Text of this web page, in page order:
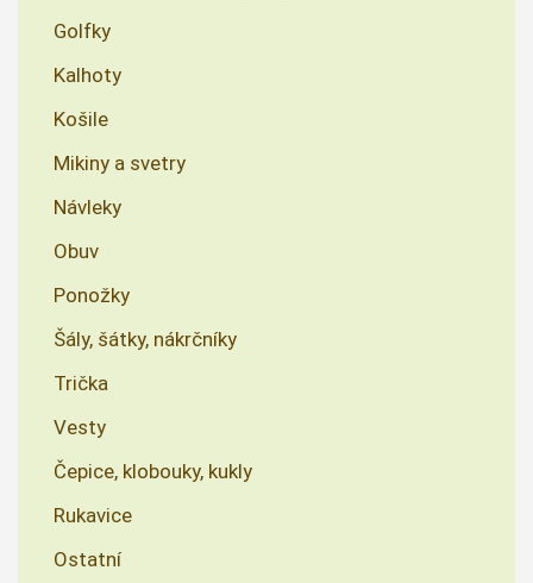
Golfky
Kalhoty
Košile
Mikiny a svetry
Návleky
Obuv
Ponožky
Šály, šátky, nákrčníky
Trička
Vesty
Čepice, klobouky, kukly
Rukavice
Ostatní